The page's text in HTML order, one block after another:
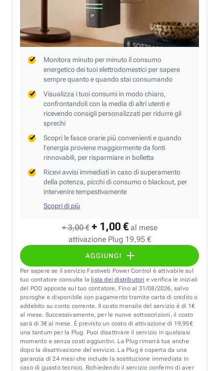
+ 3,00 € + 1,00 € al mese
attivazione Plug 19,95 €
AGGIUNGI
Monitora minuto per minuto il consumo
energetico dei tuoi elettrodomestici per sapere
sempre quanto e quando stai consumando
Visualizza i tuoi consumi in modo chiaro,
confrontandoli con la media di altri utenti e
ricevendo consigli personalizzati per ridurre gli
sprechi
Scopri le fasce orarie più convenienti e quando
l’energia proviene maggiormente da fonti
rinnovabili, per risparmiare in bolletta
Ricevi avvisi immediati in caso di superamento
della potenza, picchi di consumo o blackout, per
intervenire tempestivamente
Scopri di più
Per sapere se il servizio Fastweb Power Control è attivabile sul
tuo contatore consulta la lista dei distributori e verifica le iniziali
del POD apposte sul tuo contatore. Fino al 31/08/2026, salvo
proroghe e disponibile con pagamento tramite carta di credito o
addebito su conto corrente. Il costo mensile del servizio è di 1€
al mese. Successivamente, per le nuove sottoscrizioni, il costo
sarà di 3€ al mese. È previsto un costo di attivazione di 19,95€
una tantum per la Plug. Puoi disattivare il servizio in qualsiasi
momento e senza costi aggiuntivi. La Plug rimarrà tua anche
dopo la disattivazione del servizio. La Plug è coperta da una
garanzia di 24 mesi che include la sostituzione immediata in
caso di guasto tecnico. Richiedendo il servizio confermi di aver